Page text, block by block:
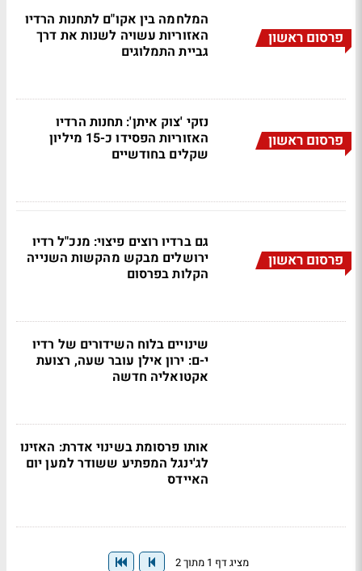
פרסום ראשון
המלחמה בין אקו"ם לתחנות הרדיו
האזוריות עשויה לשנות את דרך
גביית התמלוגים
פרסום ראשון
נזקי 'צוק איתן': תחנות הרדיו
האזוריות הפסידו כ-15 מיליון
שקלים בחודשיים
פרסום ראשון
גם ברדיו רוצים פיצוי: מנכ"ל רדיו
ירושלים מבקש מהקשות השנייה
הקלות בפרסום
שינויים בלוח השידורים של רדיו
י-ם: ירון אילן עובר שעה, רצועת
אקטואליה חדשה
אותו פרסומת בשינוי אדרת: האזינו
לג'ינגל המפתיע ששודר למען יום
האיידס
מציג דף 1 מתוך 2